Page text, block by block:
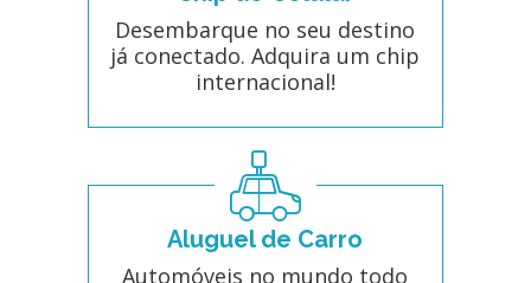
Desembarque no seu destino
já conectado. Adquira um chip
internacional!
Aluguel de Carro
Automóveis no mundo todo